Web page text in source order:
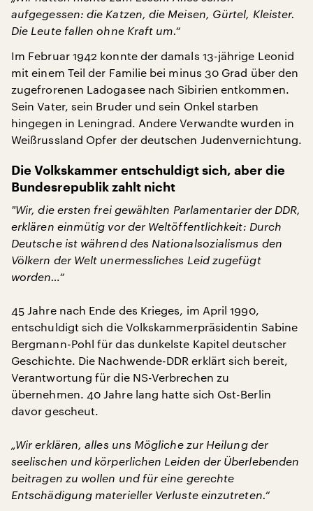
aufgegessen: die Katzen, die Meisen, Gürtel, Kleister.
Die Leute fallen ohne Kraft um.“
Im Februar 1942 konnte der damals 13-jährige Leonid
mit einem Teil der Familie bei minus 30 Grad über den
zugefrorenen Ladogasee nach Sibirien entkommen.
Sein Vater, sein Bruder und sein Onkel starben
hingegen in Leningrad. Andere Verwandte wurden in
Weißrussland Opfer der deutschen Judenvernichtung.
Die Volkskammer entschuldigt sich, aber die
Bundesrepublik zahlt nicht
"Wir, die ersten frei gewählten Parlamentarier der DDR,
erklären einmütig vor der Weltöffentlichkeit: Durch
Deutsche ist während des Nationalsozialismus den
Völkern der Welt unermessliches Leid zugefügt
worden…“
45 Jahre nach Ende des Krieges, im April 1990,
entschuldigt sich die Volkskammerpräsidentin Sabine
Bergmann-Pohl für das dunkelste Kapitel deutscher
Geschichte. Die Nachwende-DDR erklärt sich bereit,
Verantwortung für die NS-Verbrechen zu
übernehmen. 40 Jahre lang hatte sich Ost-Berlin
davor gescheut.
„Wir erklären, alles uns Mögliche zur Heilung der
seelischen und körperlichen Leiden der Überlebenden
beitragen zu wollen und für eine gerechte
Entschädigung materieller Verluste einzutreten.“